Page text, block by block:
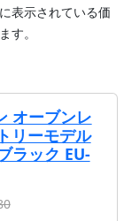
表示されている価
す。
オーブンレ
リーモデル
ラック EU-